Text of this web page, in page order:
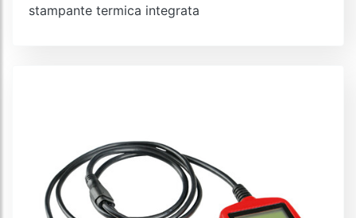
stampante termica integrata